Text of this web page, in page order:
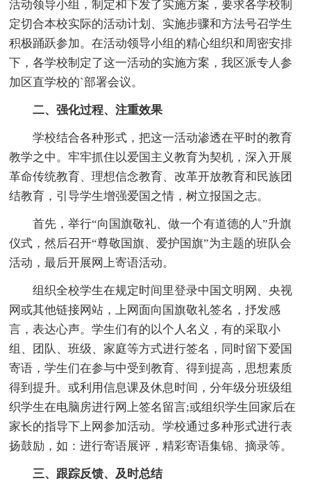
活动领导小组，制定和下发了实施方案，要求各学校制
定切合本校实际的活动计划、实施步骤和方法号召学生
积极踊跃参加。在活动领导小组的精心组织和周密安排
下，各学校制定了这一活动的实施方案，我区派专人参
加区直学校的`部署会议。
二、强化过程、注重效果
学校结合各种形式，把这一活动渗透在平时的教育
教学之中。牢牢抓住以爱国主义教育为契机，深入开展
革命传统教育、理想信念教育、改革开放教育和民族团
结教育，引导学生增强爱国之情，树立报国之志。
首先，举行“向国旗敬礼、做一个有道德的人”升旗
仪式，然后召开“尊敬国旗、爱护国旗”为主题的班队会
活动，最后开展网上寄语活动。
组织全校学生在规定时间里登录中国文明网、央视
网或其他链接网站，上网面向国旗敬礼签名，抒发感
言，表达心声。学生们有的以个人名义，有的采取小
组、团队、班级、家庭等方式进行签名，同时留下爱国
寄语，学生们在参与中受到教育、得到提高，思想素质
得到提升。或利用信息课及休息时间，分年级分班级组
织学生在电脑房进行网上签名留言;或组织学生回家后在
家长的指导下上网参加活动。学校通过多种形式进行表
扬鼓励，如：进行寄语展评，精彩寄语集锦、摘录等。
三、跟踪反馈、及时总结